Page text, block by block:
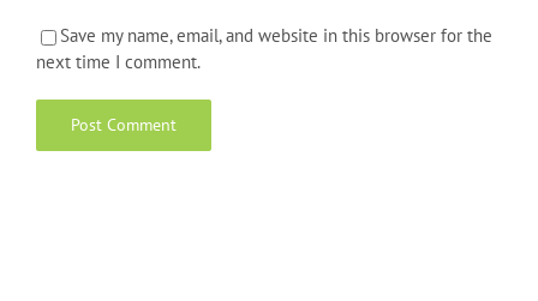
Save my name, email, and website in this browser for the
next time I comment.